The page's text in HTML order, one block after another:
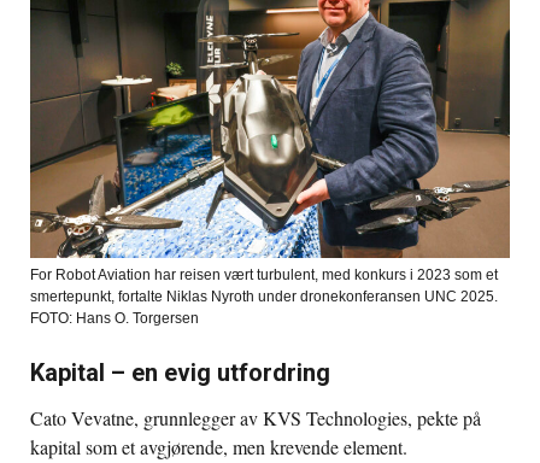
For Robot Aviation har reisen vært turbulent, med konkurs i 2023 som et
smertepunkt, fortalte Niklas Nyroth under dronekonferansen UNC 2025.
FOTO: Hans O. Torgersen
Kapital – en evig utfordring
Cato Vevatne, grunnlegger av KVS Technologies, pekte på
kapital som et avgjørende, men krevende element.